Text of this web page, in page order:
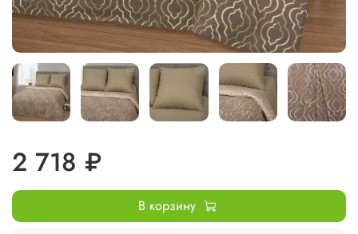
2 718 ₽
В корзину